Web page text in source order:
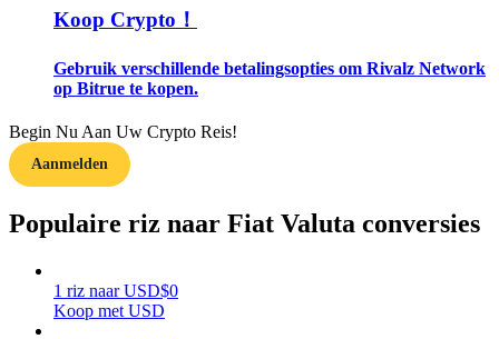
Handelsstrategieën
Leer hoe u winstgevend kunt blijven
Koop Crypto！
Gebruik verschillende betalingsopties om Rivalz Network
op Bitrue te kopen.
Begin Nu Aan Uw Crypto Reis!
Aanmelden
Populaire riz naar Fiat Valuta conversies
1 riz naar USD$0
Koop met USD